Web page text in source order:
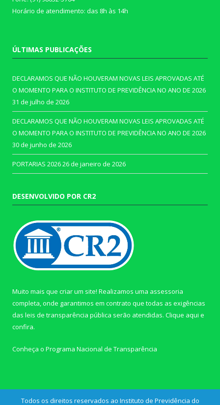
Horário de atendimento: das 8h às 14h
ÚLTIMAS PUBLICAÇÕES
DECLARAMOS QUE NÃO HOUVERAM NOVAS LEIS APROVADAS ATÉ
O MOMENTO PARA O INSTITUTO DE PREVIDÊNCIA NO ANO DE 2026
31 de julho de 2026
DECLARAMOS QUE NÃO HOUVERAM NOVAS LEIS APROVADAS ATÉ
O MOMENTO PARA O INSTITUTO DE PREVIDÊNCIA NO ANO DE 2026
30 de junho de 2026
PORTARIAS 202626 de janeiro de 2026
DESENVOLVIDO POR CR2
Muito mais que criar um site! Realizamos uma assessoria
completa, onde garantimos em contrato que todas as exigências
das leis de transparência pública serão atendidas. Clique aqui e
confira.
Conheça o Programa Nacional de Transparência
Todos os direitos reservados ao Instituto de Previdência do